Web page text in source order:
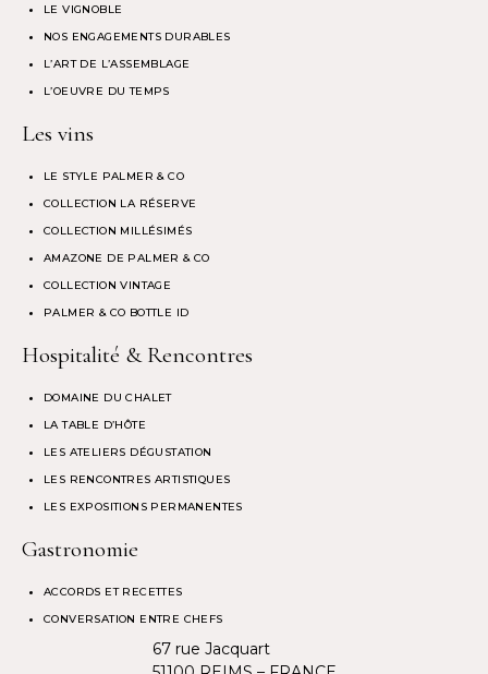
LE VIGNOBLE
NOS ENGAGEMENTS DURABLES
L’ART DE L’ASSEMBLAGE
L’OEUVRE DU TEMPS
Les vins
LE STYLE PALMER & CO
COLLECTION LA RÉSERVE
COLLECTION MILLÉSIMÉS
AMAZONE DE PALMER & CO
COLLECTION VINTAGE
PALMER & CO BOTTLE ID
Hospitalité & Rencontres
DOMAINE DU CHALET
LA TABLE D’HÔTE
LES ATELIERS DÉGUSTATION
LES RENCONTRES ARTISTIQUES
LES EXPOSITIONS PERMANENTES
Gastronomie
ACCORDS ET RECETTES
CONVERSATION ENTRE CHEFS
67 rue Jacquart